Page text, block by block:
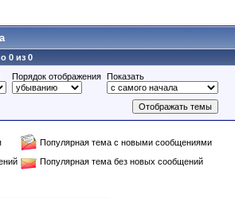
0 из 0
Порядок отображения Показать
Популярная тема с новыми сообщениями
Популярная тема без новых сообщений